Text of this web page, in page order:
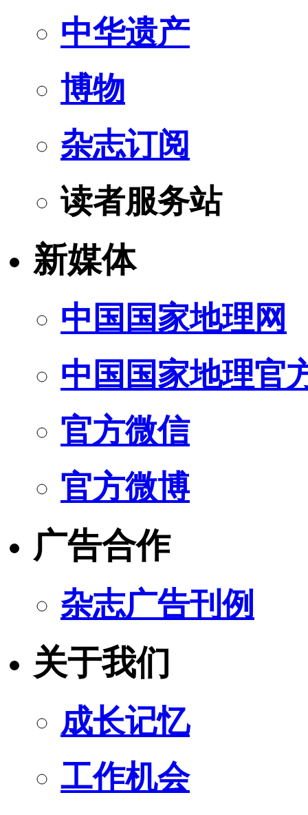
中华遗产
博物
杂志订阅
读者服务站
新媒体
中国国家地理网
中国国家地理官
官方微信
官方微博
广告合作
杂志广告刊例
关于我们
成长记忆
工作机会